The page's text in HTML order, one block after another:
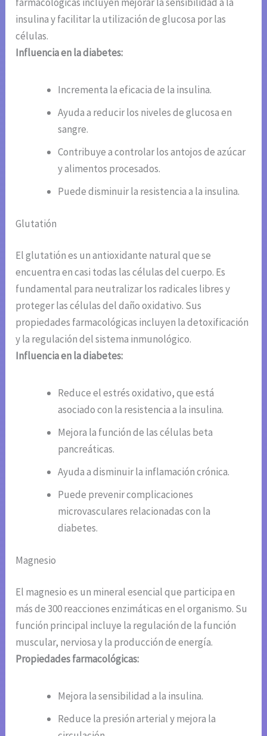
insulina y facilitar la utilización de glucosa por las
células.
Influencia en la diabetes:
Incrementa la eficacia de la insulina.
Ayuda a reducir los niveles de glucosa en
sangre.
Contribuye a controlar los antojos de azúcar
y alimentos procesados.
Puede disminuir la resistencia a la insulina.
Glutatión
El glutatión es un antioxidante natural que se
encuentra en casi todas las células del cuerpo. Es
fundamental para neutralizar los radicales libres y
proteger las células del daño oxidativo. Sus
propiedades farmacológicas incluyen la detoxificación
y la regulación del sistema inmunológico.
Influencia en la diabetes:
Reduce el estrés oxidativo, que está
asociado con la resistencia a la insulina.
Mejora la función de las células beta
pancreáticas.
Ayuda a disminuir la inflamación crónica.
Puede prevenir complicaciones
microvasculares relacionadas con la
diabetes.
Magnesio
El magnesio es un mineral esencial que participa en
más de 300 reacciones enzimáticas en el organismo. Su
función principal incluye la regulación de la función
muscular, nerviosa y la producción de energía.
Propiedades farmacológicas:
Mejora la sensibilidad a la insulina.
Reduce la presión arterial y mejora la